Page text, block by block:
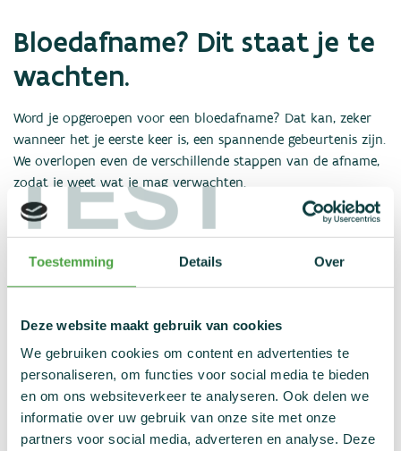
TEST
Toestemming Details Over
Deze website maakt gebruik van cookies
We gebruiken cookies om content en advertenties te
personaliseren, om functies voor social media te bieden
en om ons websiteverkeer te analyseren. Ook delen we
informatie over uw gebruik van onze site met onze
partners voor social media, adverteren en analyse. Deze
Statistieken
Bloedafname? Dit staat je te
wachten.
Word je opgeroepen voor een bloedafname? Dat kan, zeker
wanneer het je eerste keer is, een spannende gebeurtenis zijn.
We overlopen even de verschillende stappen van de afname,
zodat je weet wat je mag verwachten.
De procedure van een
bloedafname
Stap 1: keuze van afnameset
Stap 2: keuze van opvangbuisjes